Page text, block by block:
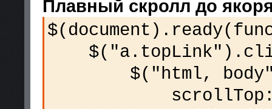
Плавный скролл до
$("html,